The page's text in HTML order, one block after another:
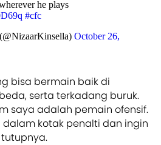
he plays
#cfc
October 26,
bisa bermain baik di
serta terkadang buruk.
saya adalah pemain ofensif.
dalam kotak penalti dan ingin